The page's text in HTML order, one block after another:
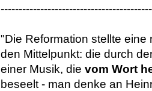
"Die Reformation stellte
den Mittelpunkt: die durch
einer Musik, die vom Wort
beseelt - man denke an